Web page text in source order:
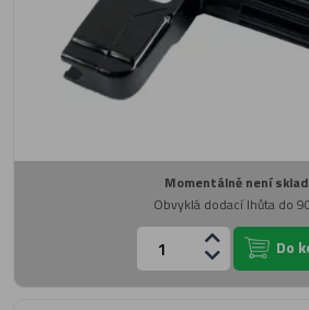
Momentálně není
Obvyklá dodací lhůta do
Do